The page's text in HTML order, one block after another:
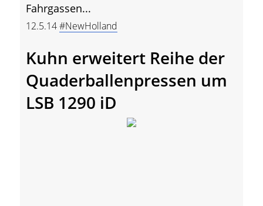
Fahrgassen...
12.5.14#NewHolland
Kuhn erweitert Reihe der
Quaderballenpressen um
LSB 1290 iD